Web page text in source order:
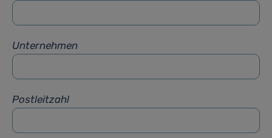
Unternehmen
Postleitzahl